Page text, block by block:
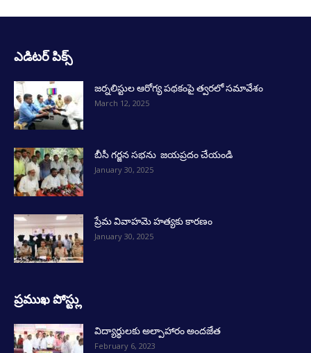
ఎడిటర్ పిక్స్
జర్నలిస్టుల ఆరోగ్య పథకంపై త్వరలో సమావేశం
March 12, 2025
బీసీ గర్జన సభను జయప్రదం చేయండి
January 30, 2025
ప్రేమ వివాహమె హత్యకు కారణం
January 30, 2025
ప్రముఖ పోస్ట్లు
విద్యార్థులకు అల్పాహారం అందజేత
February 6, 2023